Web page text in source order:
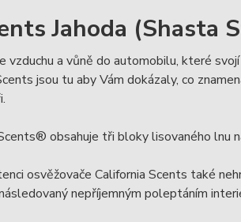
Jahoda (Shasta
vzduchu a vůně do automobilu, které
jsou tu aby Vám dokázaly, co
obsahuje tři bloky lisovaného lnu
osvěžovače California Scents také
nepříjemným poleptáním